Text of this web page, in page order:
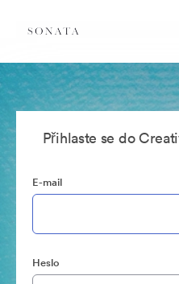
Přihlaste se do
E-mail
Heslo